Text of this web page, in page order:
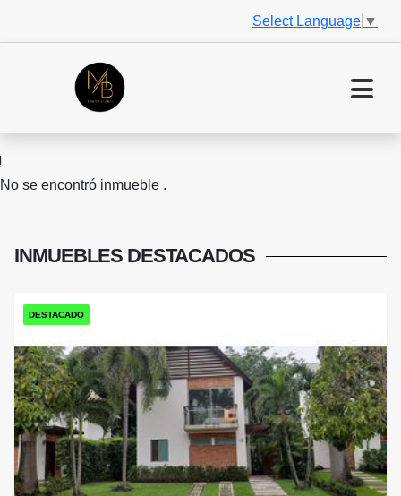
Select Language ▼
No se encontró inmueble .
INMUEBLES DESTACADOS
DESTACADO